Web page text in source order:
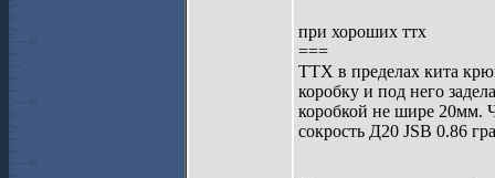
при хороших ттх
===
ТТХ в пределах кита
коробку и под него
коробкой не шире 20мм.
сокрость Д20 JSB 0.86